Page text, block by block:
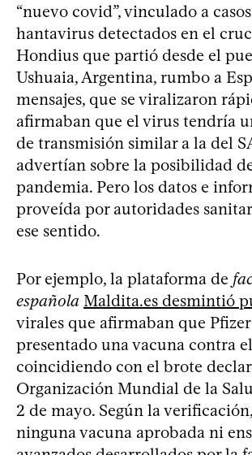
“nuevo covid”, vinculado a
hantavirus detectados en el
Hondius que partió desde el
Ushuaia, Argentina, rumbo a
mensajes, que se viralizaron
afirmaban que el virus tendría
de transmisión similar a la del
advertían sobre la posibilidad
pandemia. Pero los datos e
proveída por autoridades
ese sentido.
Por ejemplo, la plataforma de
española Maldita.es desmintió
virales que afirmaban que
presentado una vacuna contra
coincidiendo con el brote
Organización Mundial de la
2 de mayo. Según la
ninguna vacuna aprobada ni